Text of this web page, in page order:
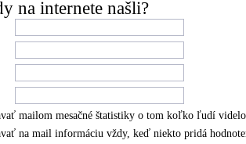
na internete našli?
mailom mesačné štatistiky o tom koľko ľudí
na mail informáciu vždy, keď niekto pridá